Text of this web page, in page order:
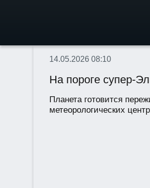
14.05.2026 08:10
На пороге супер-
Планета готовится
метеорологических